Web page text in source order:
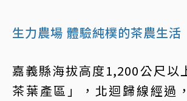
生力農場 體驗純樸的茶農生活
嘉義縣海拔高度1,200公尺以
茶葉產區」，北迴歸線經過